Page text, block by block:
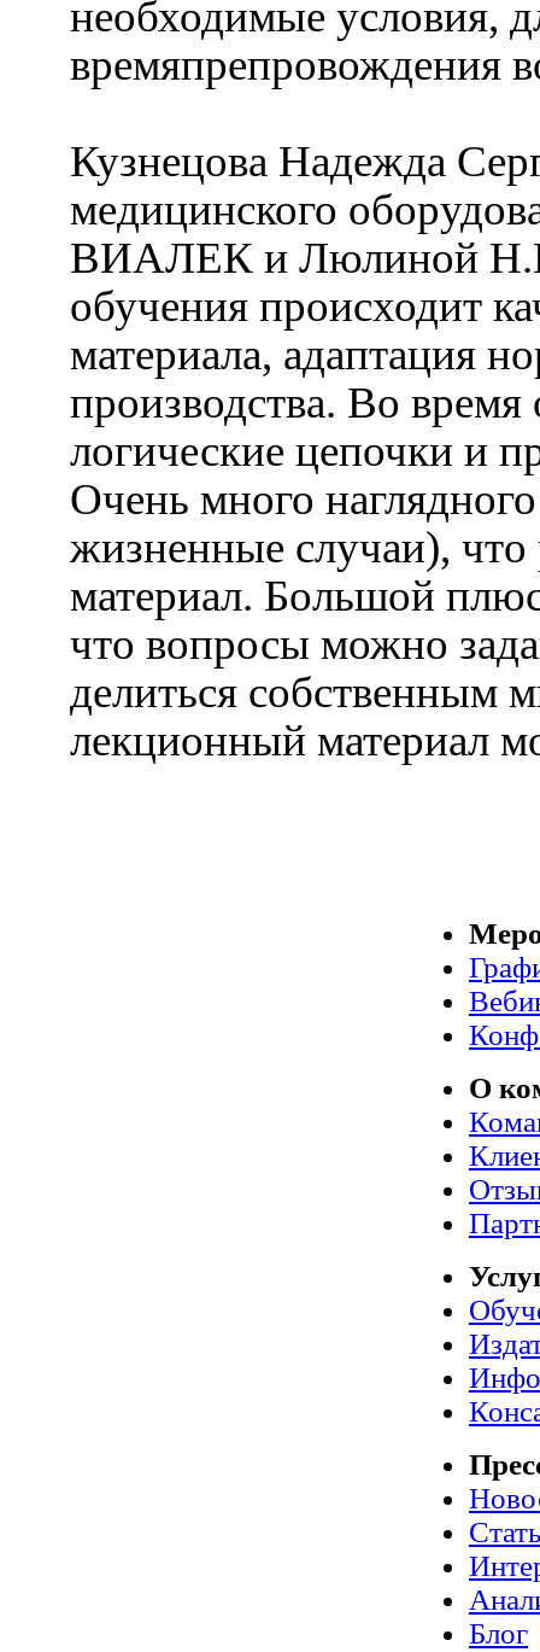
необходимые условия,
времяпрепровождения
Кузнецова Надежда
медицинского
ВИАЛЕК и Люлиной
обучения происходит
материала, адаптация
производства. Во
логические цепочки и
Очень много
жизненные случаи), что
материал. Большой
что вопросы можно
делиться собственным
лекционный материал
О
Блог